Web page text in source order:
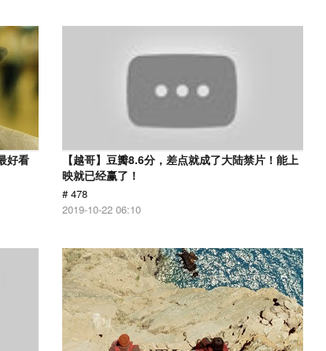
好看
【越哥】豆瓣8.6分，差点就成了大陆禁片！能上
映就已经赢了！
# 478
2019-10-22 06:10